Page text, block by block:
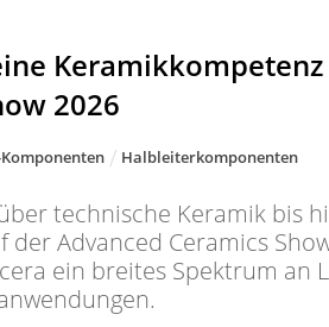
2026
Halbleiterkomponenten
technische Keramik bis
Advanced Ceramics
ein breites Spektrum an